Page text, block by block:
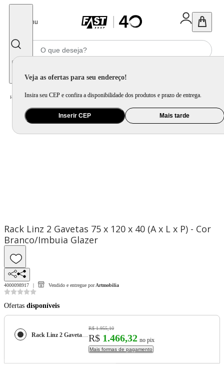
Menu
Veja as ofertas para seu endereço!
Insira seu CEP e confira a disponibilidade dos produtos e prazo de entrega.
Inserir CEP Mais tarde
Home Móveis e Decoração / Móveis para Sala de Estar / Rack e Painel
Rack Linz 2 Gavetas 75 x 120 x 40 (A x L x P) - Cor
Branco/Imbuia Glazer
4000098917 Vendido e entregue por Artmobilia
Ofertas disponíveis
Rack Linz 2 Gavetas 75 x 120 x 40 (A x L x P) - Cor Branco/Imbuia Glazer
R$ 1.955,10
R$ 1.466,32 no pix
Mais formas de pagamento